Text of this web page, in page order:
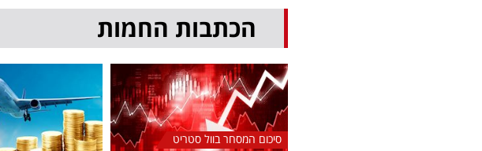
הכתבות החמות
סיכום המסחר בוול סטריט